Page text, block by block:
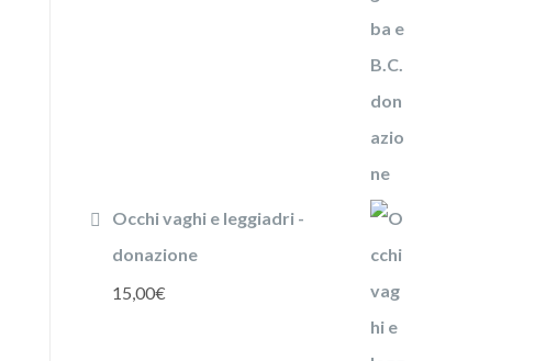
Occhi vaghi e leggiadri -
donazione
15,00€